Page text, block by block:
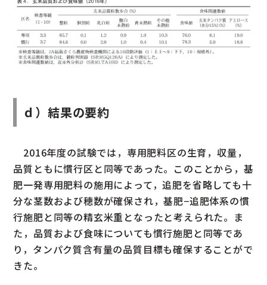
ｄ）結果の要約
2016年度の試験では，専用肥料区の生育，収量，
品質ともに慣行区と同等であった。このことから，基
肥一発専用肥料の施用によって，追肥を省略しても十
分な茎数および穂数が確保され，基肥−追肥体系の慣
行施肥と同等の精玄米重となったと考えられた。ま
た，品質および食味についても慣行施肥と同等であ
り，タンパク質含有量の品質目標も確保することがで
きた。